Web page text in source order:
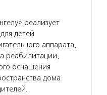
реализует
детей
аппарата,
реабилитации,
оснащения
дома